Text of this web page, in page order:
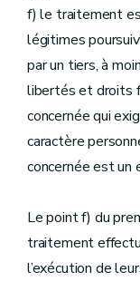
f) le traitement
légitimes
par un tiers, à
libertés et droits
concernée qui
caractère
concernée est un
Le point f) du
traitement
l’exécution de